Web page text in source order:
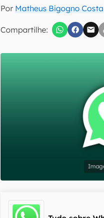
Por Matheus Bigogno Costa
Compartilhe: